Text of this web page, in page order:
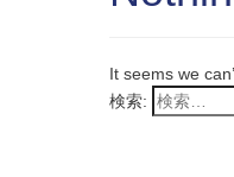
It seems we
検索: